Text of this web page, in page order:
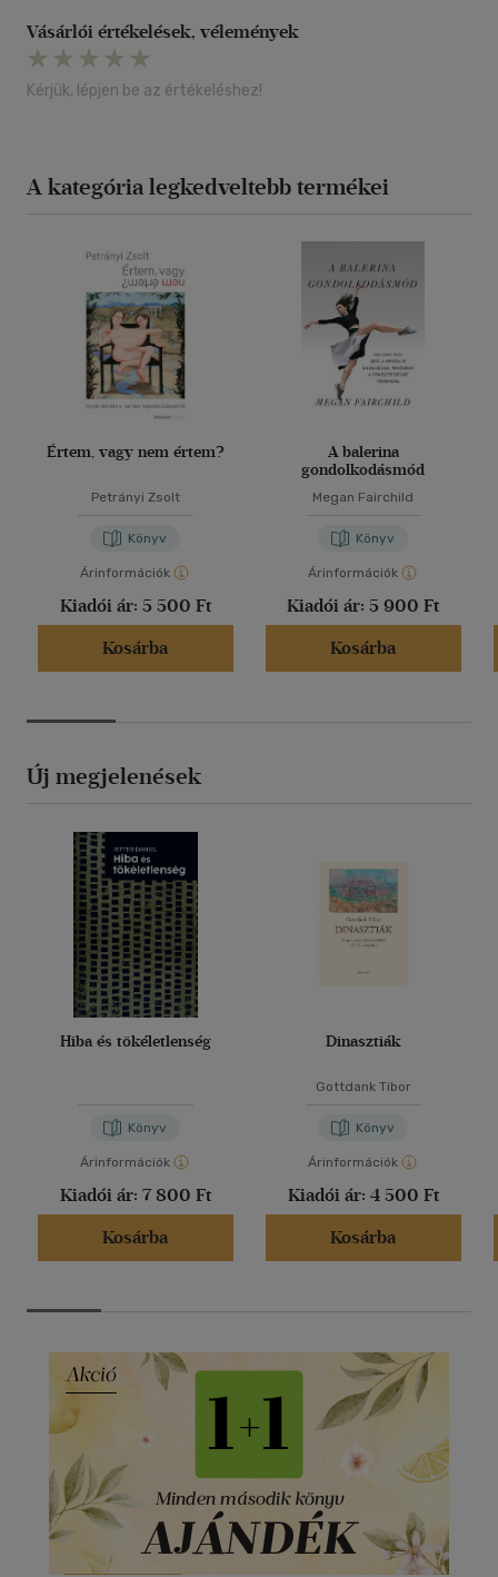
Vásárlói értékelések, vélemények
Kérjük, lépjen be az értékeléshez!
A kategória legkedveltebb termékei
Értem, vagy nem értem?
Petrányi Zsolt
Könyv
Árinformációk
Kiadói ár: 5 500 Ft
Kosárba
A balerina
gondolkodásmód
Megan Fairchild
Könyv
Árinformációk
Kiadói ár: 5 900 Ft
Kosárba
Új megjelenések
Hiba és tökéletlenség
Könyv
Árinformációk
Kiadói ár: 7 800 Ft
Kosárba
Dinasztiák
Gottdank Tibor
Könyv
Árinformációk
Kiadói ár: 4 500 Ft
Kosárba